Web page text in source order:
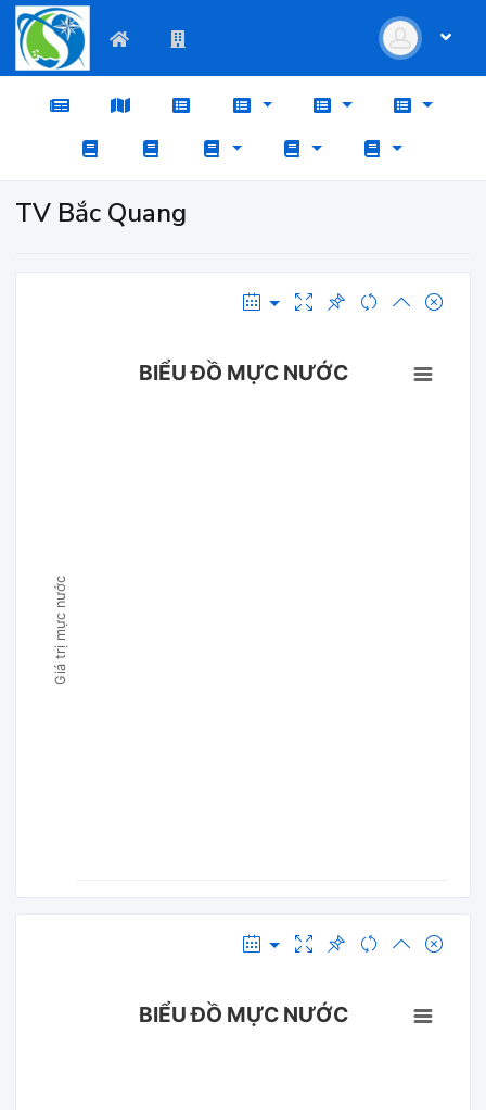
TV Bắc Quang
Giá trị mực nước
BIỂU ĐỒ MỰC NƯỚC
BIỂU ĐỒ MỰC NƯỚC